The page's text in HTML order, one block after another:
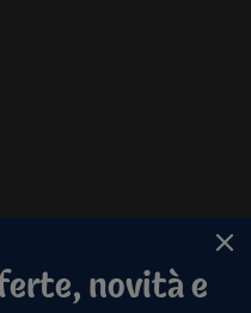
novità e